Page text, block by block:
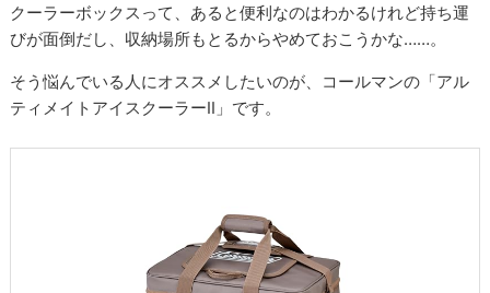
クーラーボックスって、あると便利なのはわかるけれど持ち運
びが面倒だし、収納場所もとるからやめておこうかな……。
そう悩んでいる人にオススメしたいのが、コールマンの「アル
ティメイトアイスクーラーII」です。